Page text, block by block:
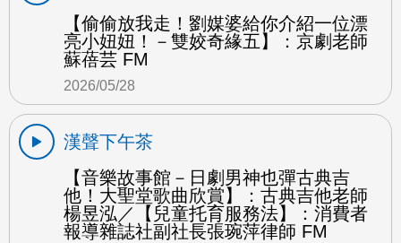
【偷偷放我走！劉媒婆給你介紹一位漂
亮小妞妞！－雙姣奇緣五】：京劇老師
蘇蓓芸 FM
2026/05/28
漢聲下午茶
【音樂故事館－日劇男神也彈古典吉
他！大聖堂歌曲欣賞】：古典吉他老師
楊昱泓／【兒童托育服務法】：消費者
報導雜誌社副社長張琬萍律師 FM